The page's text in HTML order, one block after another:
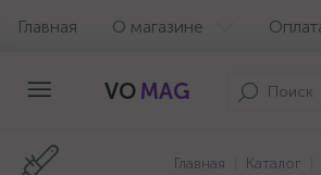
Главная О магазине
VO MAG
Главная Каталог